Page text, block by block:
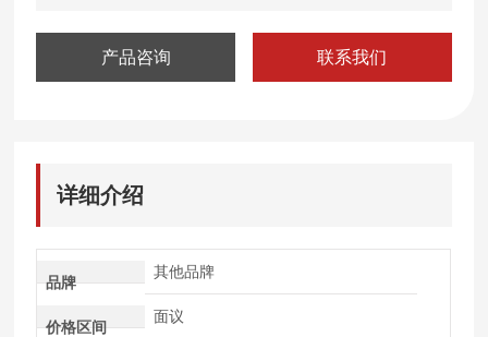
产品咨询 联系我们
详细介绍
品牌
其他品牌
价格区间
面议